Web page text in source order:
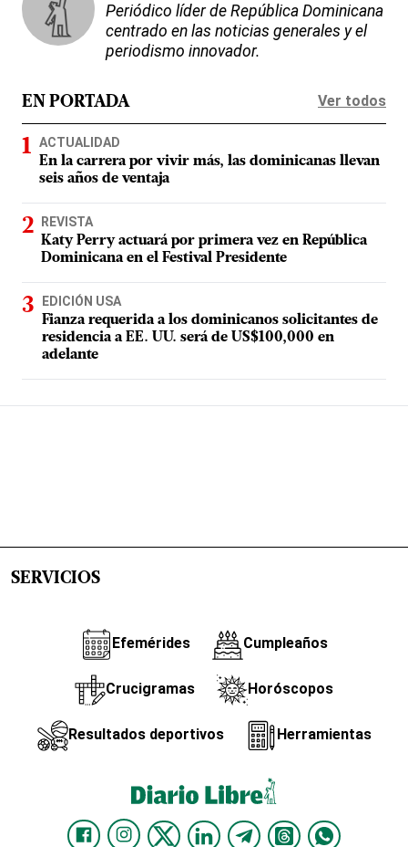
Periódico líder de República Dominicana
centrado en las noticias generales y el
periodismo innovador.
EN PORTADA Ver todos
ACTUALIDAD
En la carrera por vivir más, las dominicanas llevan
seis años de ventaja
REVISTA
Katy Perry actuará por primera vez en República
Dominicana en el Festival Presidente
EDICIÓN USA
Fianza requerida a los dominicanos solicitantes de
residencia a EE. UU. será de US$100,000 en
adelante
SERVICIOS
Efemérides Cumpleaños
Crucigramas Horóscopos
Resultados deportivos Herramientas